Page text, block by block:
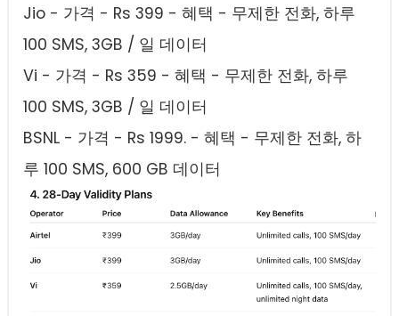
Jio - 가격 - Rs 399 - 혜택 - 무제한 전화, 하루
100 SMS, 3GB / 일 데이터
Vi - 가격 - Rs 359 - 혜택 - 무제한 전화, 하루
100 SMS, 3GB / 일 데이터
BSNL - 가격 - Rs 1999. - 혜택 - 무제한 전화, 하
루 100 SMS, 600 GB 데이터